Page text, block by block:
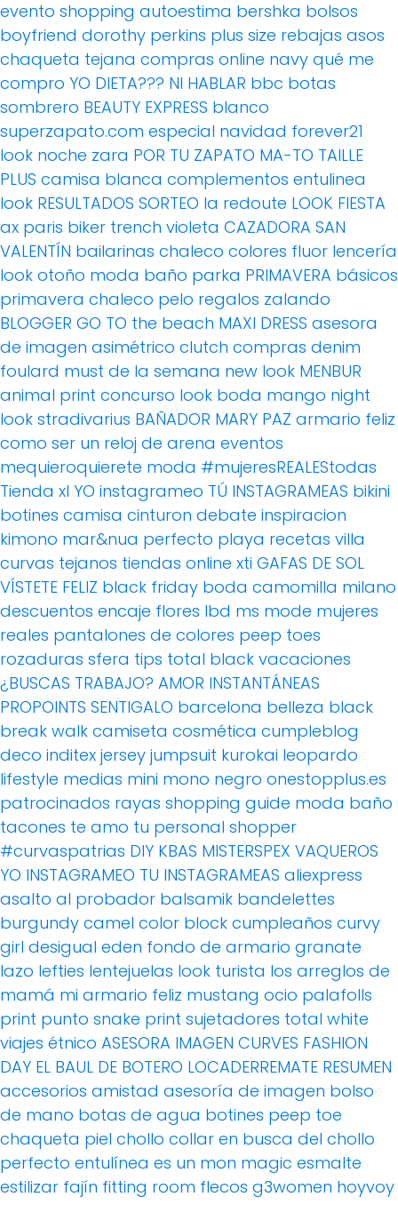
evento shopping autoestima bershka bolsos
boyfriend dorothy perkins plus size rebajas asos
chaqueta tejana compras online navy qué me
compro YO DIETA??? NI HABLAR bbc botas
sombrero BEAUTY EXPRESS blanco
superzapato.com especial navidad forever21
look noche zara POR TU ZAPATO MA-TO TAILLE
PLUS camisa blanca complementos entulinea
look RESULTADOS SORTEO la redoute LOOK FIESTA
ax paris biker trench violeta CAZADORA SAN
VALENTÍN bailarinas chaleco colores fluor lencería
look otoño moda baño parka PRIMAVERA básicos
primavera chaleco pelo regalos zalando
BLOGGER GO TO the beach MAXI DRESS asesora
de imagen asimétrico clutch compras denim
foulard must de la semana new look MENBUR
animal print concurso look boda mango night
look stradivarius BAÑADOR MARY PAZ armario feliz
como ser un reloj de arena eventos
mequieroquierete moda #mujeresREALEStodas
Tienda xl YO instagrameo TÚ INSTAGRAMEAS bikini
botines camisa cinturon debate inspiracion
kimono mar&nua perfecto playa recetas villa
curvas tejanos tiendas online xti GAFAS DE SOL
VÍSTETE FELIZ black friday boda camomilla milano
descuentos encaje flores lbd ms mode mujeres
reales pantalones de colores peep toes
rozaduras sfera tips total black vacaciones
¿BUSCAS TRABAJO? AMOR INSTANTÁNEAS
PROPOINTS SENTIGALO barcelona belleza black
break walk camiseta cosmética cumpleblog
deco inditex jersey jumpsuit kurokai leopardo
lifestyle medias mini mono negro onestopplus.es
patrocinados rayas shopping guide moda baño
tacones te amo tu personal shopper
#curvaspatrias DIY KBAS MISTERSPEX VAQUEROS
YO INSTAGRAMEO TU INSTAGRAMEAS aliexpress
asalto al probador balsamik bandelettes
burgundy camel color block cumpleaños curvy
girl desigual eden fondo de armario granate
lazo lefties lentejuelas look turista los arreglos de
mamá mi armario feliz mustang ocio palafolls
print punto snake print sujetadores total white
viajes étnico ASESORA IMAGEN CURVES FASHION
DAY EL BAUL DE BOTERO LOCADERREMATE RESUMEN
accesorios amistad asesoría de imagen bolso
de mano botas de agua botines peep toe
chaqueta piel chollo collar en busca del chollo
perfecto entulínea es un mon magic esmalte
estilizar fajín fitting room flecos g3women hoyvoy